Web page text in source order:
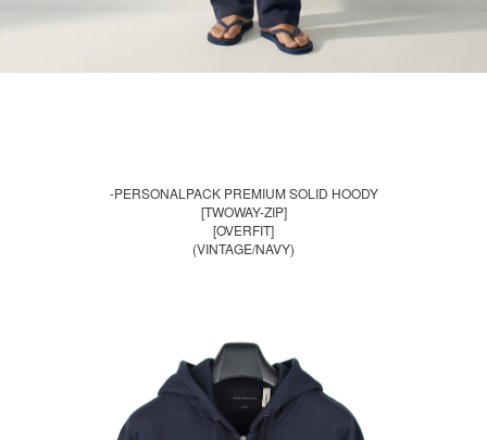
-PERSONALPACK PREMIUM SOLID HOODY
[TWOWAY-ZIP]
[OVERFIT]
(VINTAGE/NAVY)